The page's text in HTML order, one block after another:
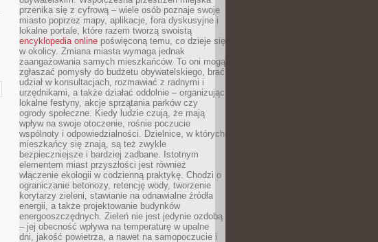
przenika się z cyfrową – wiele osób poznaje swoje
miasto poprzez mapy, aplikacje, fora dyskusyjne i
lokalne portale, które razem tworzą swoistą
encyklopedia online poświęconą temu, co dzieje się
w okolicy. Zmiana miasta wymaga jednak
zaangażowania samych mieszkańców. To oni mogą
zgłaszać pomysły do budżetu obywatelskiego, brać
udział w konsultacjach, rozmawiać z radnymi i
urzędnikami, a także działać oddolnie – organizując
lokalne festyny, akcje sprzątania parków czy
ogrody społeczne. Kiedy ludzie czują, że mają
wpływ na swoje otoczenie, rośnie poczucie
wspólnoty i odpowiedzialności. Dzielnice, w których
mieszkańcy się znają, są też zwykle
bezpieczniejsze i bardziej zadbane. Istotnym
elementem miast przyszłości jest również
włączenie ekologii w codzienną praktykę. Chodzi o
ograniczanie betonozy, retencję wody, tworzenie
korytarzy zieleni, stawianie na odnawialne źródła
energii, a także projektowanie budynków
energooszczędnych. Zieleń nie jest jedynie ozdobą
– jej obecność wpływa na temperaturę w upalne
dni, jakość powietrza, a nawet na samopoczucie i